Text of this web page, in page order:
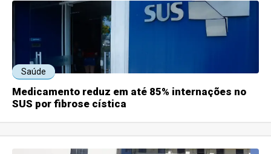
Saúde
Medicamento reduz em até 85% internações no
SUS por fibrose cística